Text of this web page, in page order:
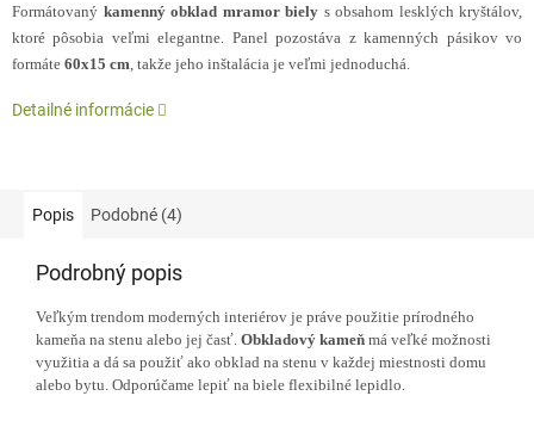
Formátovaný kamenný obklad mramor biely s obsahom lesklých kryštálov,
ktoré pôsobia veľmi elegantne. Panel pozostáva z kamenných pásikov vo
formáte 60x15 cm, takže jeho inštalácia je veľmi jednoduchá.
Detailné informácie
Popis Podobné (4)
Podrobný popis
Veľkým trendom moderných interiérov je práve použitie prírodného
kameňa na stenu alebo jej časť. Obkladový kameň má veľké možnosti
využitia a dá sa použiť ako obklad na stenu v každej miestnosti domu
alebo bytu. Odporúčame lepiť na biele flexibilné lepidlo.